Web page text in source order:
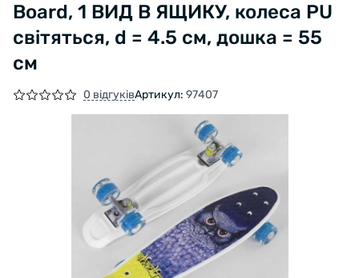
Board, 1 ВИД В ЯЩИКУ, колеса PU
світяться, d = 4.5 см, дошка = 55
см
0 відгуківАртикул: 97407